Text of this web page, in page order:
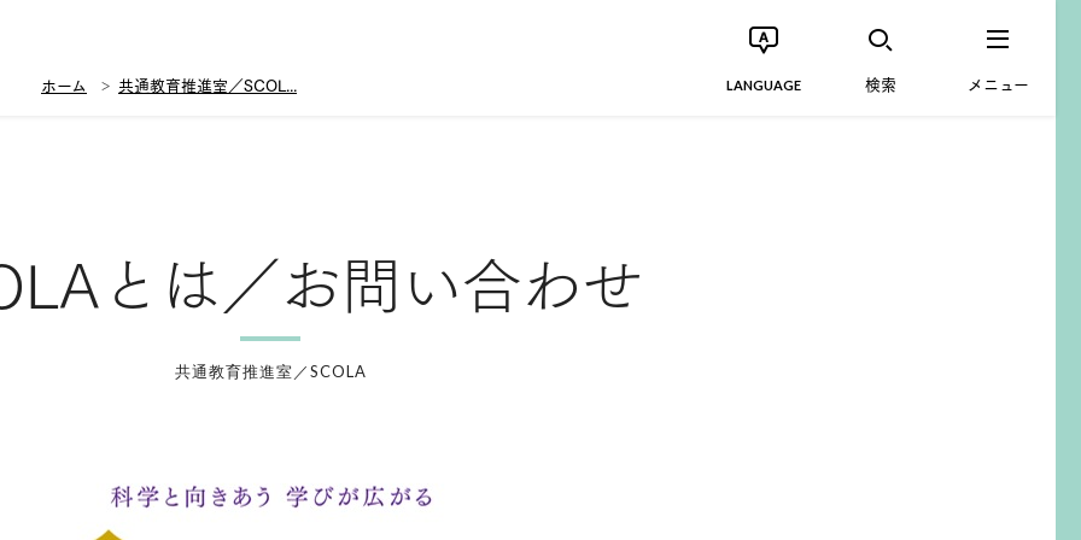
ホーム 共通教育推進室／SCOL... LANGUAGE 検索 メニュー
とは／お問い合わせ
共通教育推進室／SCOLA